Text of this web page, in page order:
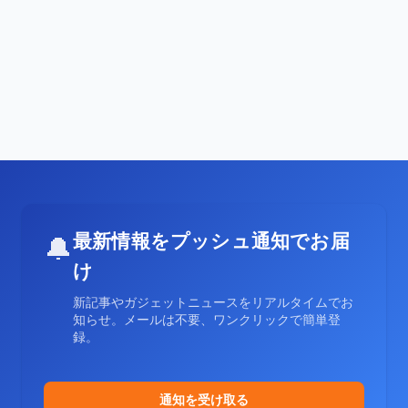
🔔最新情報をプッシュ通知でお届
け
新記事やガジェットニュースをリアルタイムでお
知らせ。メールは不要、ワンクリックで簡単登
録。
通知を受け取る